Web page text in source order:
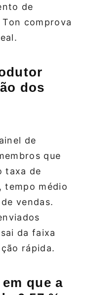
de
comprova
dos
de
que
taxa de
tempo médio
vendas.
da faixa
rápida.
que a